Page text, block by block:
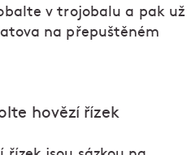
v trojobalu a pak už
na přepuštěném
hovězí řízek